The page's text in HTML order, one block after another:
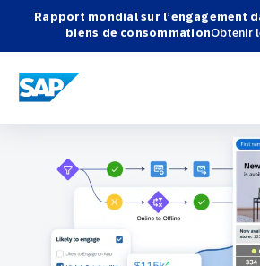
Rapport mondial sur l’engagement
biens de consommationObtenir
SAP ENGAGEMENT CLOUD